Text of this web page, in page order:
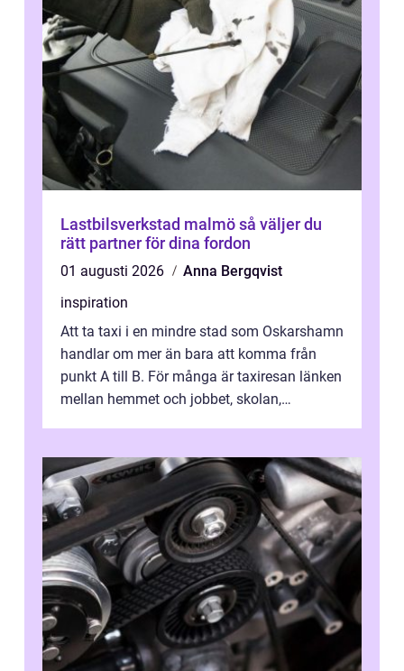
Lastbilsverkstad malmö så väljer du
rätt partner för dina fordon
01 augusti 2026
Anna Bergqvist
inspiration
Att ta taxi i en mindre stad som Oskarshamn
handlar om mer än bara att komma från
punkt A till B. För många är taxiresan länken
mellan hemmet och jobbet, skolan,